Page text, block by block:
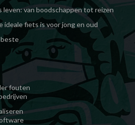
leven: van boodschappen tot reizen
ideale fiets is voor jong en oud
beste
fouten